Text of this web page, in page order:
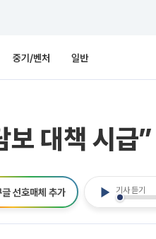
중기/벤처 일반
대책 시급”
기사 듣기
글 선호매체 추가